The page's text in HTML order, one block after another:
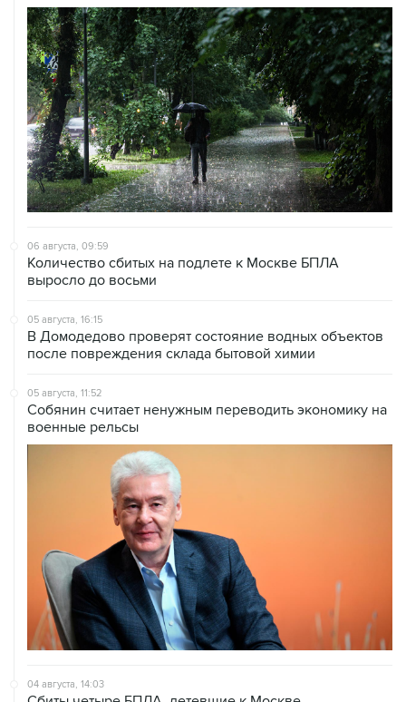
06 августа, 09:59
Количество сбитых на подлете к Москве БПЛА
выросло до восьми
05 августа, 16:15
В Домодедово проверят состояние водных объектов
после повреждения склада бытовой химии
05 августа, 11:52
Собянин считает ненужным переводить экономику на
военные рельсы
04 августа, 14:03